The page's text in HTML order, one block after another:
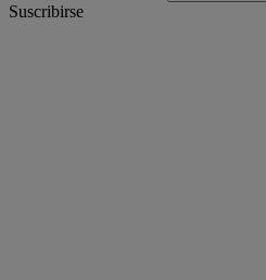
Suscribirse